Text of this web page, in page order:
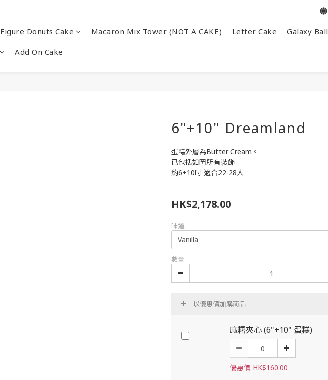
Figure Donuts Cake Macaron Mix Tower (NOT A CAKE) Letter Cake Galaxy Ball
Add On Cake
6"+10" Dreamland
蛋糕外層為Butter Cream。
已包括如圖所有裝飾
約6+10吋 適合22-28人
HK$2,178.00
味道
數量
以優惠價加購商品
麻糬夾心 (6"+10" 蛋糕)
優惠價 HK$160.00